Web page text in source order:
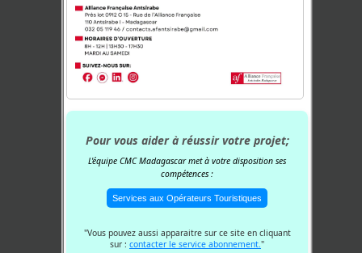
Pour vous aider à réussir votre projet;
L'équipe CMC Madagascar met à votre disposition ses
compétences :
Services aux Opérateurs Touristiques
"Vous pouvez aussi apparaitre sur ce site en cliquant
sur : contacter le service abonnement."